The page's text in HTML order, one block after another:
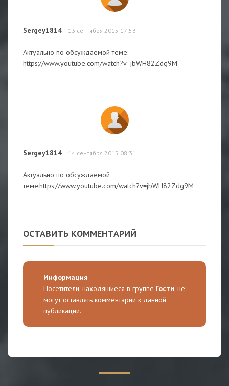
Sergey1814 13 сентября 2015 17:53
Актуально по обсуждаемой теме:
https://www.youtube.com/watch?v=jbWH82Zdg9M
Sergey1814 14 сентября 2015 08:31
Актуально по обсуждаемой
теме:https://www.youtube.com/watch?v=jbWH82Zdg9M
ОСТАВИТЬ КОММЕНТАРИЙ
Информация
Посетители, находящиеся в группе Гости, не
могут оставлять комментарии к данной
публикации.